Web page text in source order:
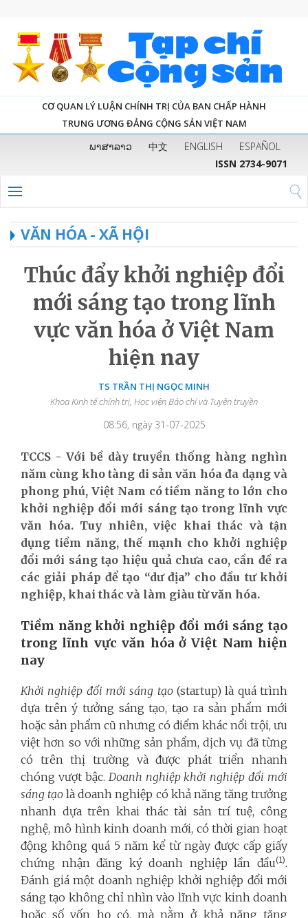
CƠ QUAN LÝ LUẬN CHÍNH TRỊ CỦA BAN CHẤP HÀNH
TRUNG ƯƠNG ĐẢNG CỘNG SẢN VIỆT NAM
ພາສາລາວ 中文 ENGLISH
ESPAÑOL
ISSN 2734-9071
VĂN HÓA - XÃ HỘI
Thúc đẩy khởi nghiệp đổi
mới sáng tạo trong lĩnh
vực văn hóa ở Việt Nam
hiện nay
TS TRẦN THỊ NGỌC MINH
Khoa Kinh tế chính trị, Học viện Báo chí và Tuyên truyền
08:56, ngày 31-07-2025
TCCS - Với bề dày truyền thống hàng nghìn
năm cùng kho tàng di sản văn hóa đa dạng và
phong phú, Việt Nam có tiềm năng to lớn cho
khởi nghiệp đổi mới sáng tạo trong lĩnh vực
văn hóa. Tuy nhiên, việc khai thác và tận
dụng tiềm năng, thế mạnh cho khởi nghiệp
đổi mới sáng tạo hiệu quả chưa cao, cần đề ra
các giải pháp để tạo “dư địa” cho đầu tư khởi
nghiệp, khai thác và làm giàu từ văn hóa.
Tiềm năng khởi nghiệp đổi mới sáng tạo
trong lĩnh vực văn hóa ở Việt Nam hiện
nay
Khởi nghiệp đổi mới sáng tạo(startup) là quá trình
dựa trên ý tưởng sáng tạo, tạo ra sản phẩm mới
hoặc sản phẩm cũ nhưng có điểm khác nổi trội, ưu
việt hơn so với những sản phẩm, dịch vụ đã từng
có trên thị trường và được phát triển nhanh
chóng vượt bậc. Doanh nghiệp khởi nghiệp đổi mới
sáng tạo là doanh nghiệp có khả năng tăng trưởng
nhanh dựa trên khai thác tài sản trí tuệ, công
nghệ, mô hình kinh doanh mới, có thời gian hoạt
động không quá 5 năm kể từ ngày được cấp giấy
chứng nhận đăng ký doanh nghiệp lần đầu(1).
Đánh giá một doanh nghiệp khởi nghiệp đổi mới
sáng tạo không chỉ nhìn vào lĩnh vực kinh doanh
hoặc số vốn họ có, mà nằm ở khả năng tăng